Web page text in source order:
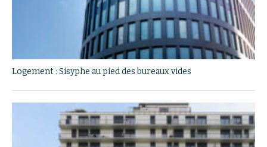
Logement : Sisyphe au pied des bureaux vides